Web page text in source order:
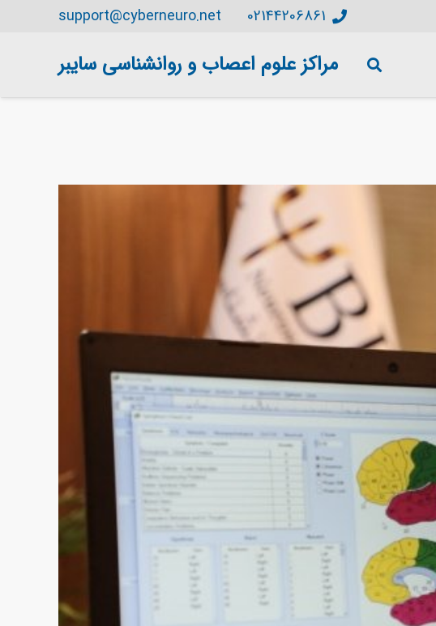
02144206861
support@cyberneuro.net
مراکز علوم اعصاب و روانشناسی سایبر